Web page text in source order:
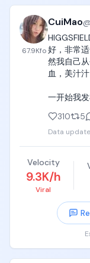
如果同时
间压力会
工具来辅
我一般会
的重点，
及品牌方真
把这些要
暴，确定
大纲确认
这里说的
不管最后
脚本经过
会进入正
如果是视
67.9Kfo
CuiMao@
好，非常
然我自己
血，美汁汁
一开始我
卧槽，这
如果按照
seedance
续毛豆歪
难吃，但
我没法吃
是经不起
了，我知
310 5
Data
Velocity
9.3K/h
Viral